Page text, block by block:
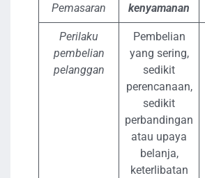
Pemasaran
kenyamanan
Perilaku
pembelian
pelanggan
Pembelian
yang sering,
sedikit
perencanaan,
sedikit
perbandingan
atau upaya
belanja,
keterlibatan